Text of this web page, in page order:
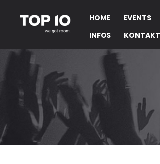
HOME EVENTS
INFOS
KONTAKT